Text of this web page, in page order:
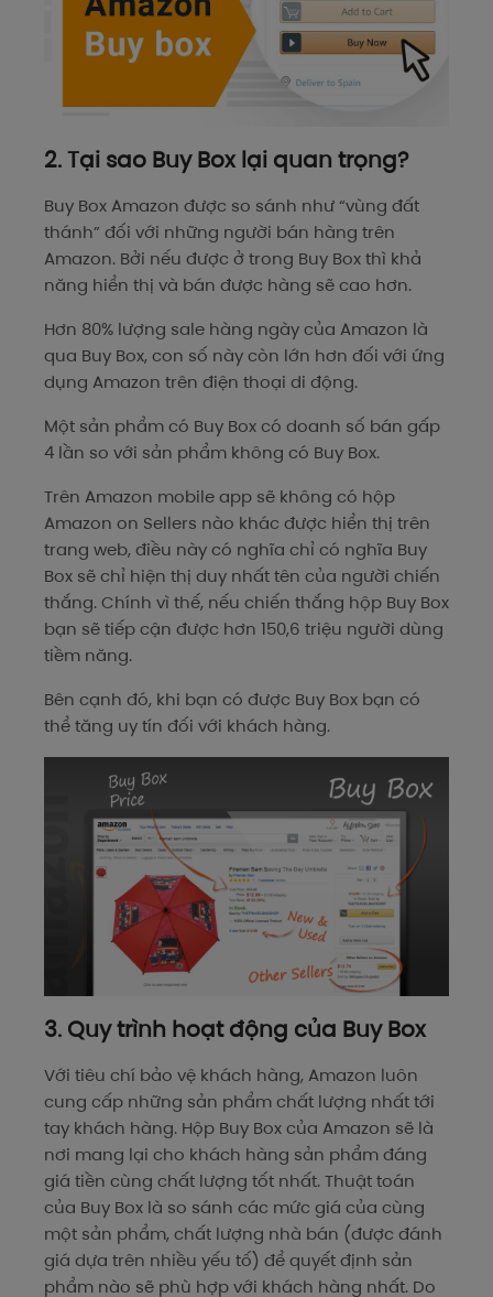
2. Tại sao Buy Box lại quan trọng?
Buy Box Amazon được so sánh như “vùng đất
thánh” đối với những người bán hàng trên
Amazon. Bởi nếu được ở trong Buy Box thì khả
năng hiển thị và bán được hàng sẽ cao hơn.
Hơn 80% lượng sale hàng ngày của Amazon là
qua Buy Box, con số này còn lớn hơn đối với ứng
dụng Amazon trên điện thoại di động.
Một sản phẩm có Buy Box có doanh số bán gấp
4 lần so với sản phẩm không có Buy Box.
Trên Amazon mobile app sẽ không có hộp
Amazon on Sellers nào khác được hiển thị trên
trang web, điều này có nghĩa chỉ có nghĩa Buy
Box sẽ chỉ hiện thị duy nhất tên của người chiến
thắng. Chính vì thế, nếu chiến thắng hộp Buy Box
bạn sẽ tiếp cận được hơn 150,6 triệu người dùng
tiềm năng.
Bên cạnh đó, khi bạn có được Buy Box bạn có
thể tăng uy tín đối với khách hàng.
3. Quy trình hoạt động của Buy Box
Với tiêu chí bảo vệ khách hàng, Amazon luôn
cung cấp những sản phẩm chất lượng nhất tới
tay khách hàng. Hộp Buy Box của Amazon sẽ là
nơi mang lại cho khách hàng sản phẩm đáng
giá tiền cùng chất lượng tốt nhất. Thuật toán
của Buy Box là so sánh các mức giá của cùng
một sản phẩm, chất lượng nhà bán (được đánh
giá dựa trên nhiều yếu tố) để quyết định sản
phẩm nào sẽ phù hợp với khách hàng nhất. Do